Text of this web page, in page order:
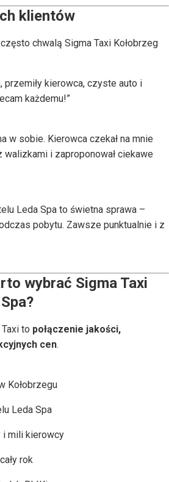
klientów
chwalą Sigma Taxi Kołobrzeg
przemiły kierowca, czyste auto i
każdemu!”
w sobie. Kierowca czekał na mnie
walizkami i zaproponował ciekawe
Leda Spa to świetna sprawa –
pobytu. Zawsze punktualnie i z
wybrać Sigma Taxi
to połączenie jakości,
cen.
Kołobrzegu
Leda Spa
i mili kierowcy
rok